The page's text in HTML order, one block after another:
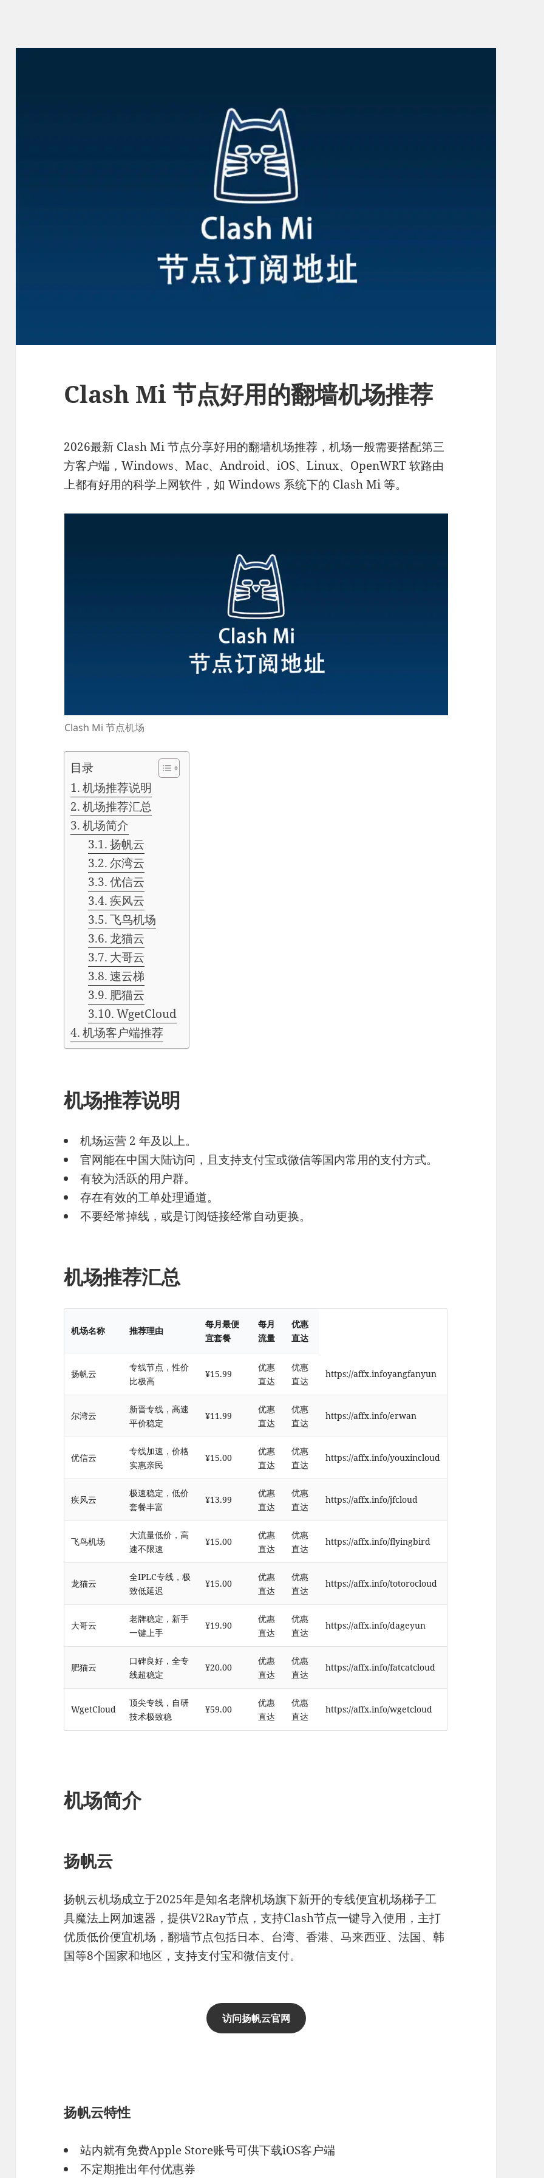
Clash Mi 节点好用的翻墙机场推荐
2026最新 Clash Mi 节点分享好用的翻墙机场推荐，机场一般需要搭配第三
方客户端，Windows、Mac、Android、iOS、Linux、OpenWRT 软路由
上都有好用的科学上网软件，如 Windows 系统下的 Clash Mi 等。
Clash Mi 节点机场
目录
机场推荐说明
机场推荐汇总
机场简介
扬帆云
尔湾云
优信云
疾风云
飞鸟机场
龙猫云
大哥云
速云梯
肥猫云
WgetCloud
机场客户端推荐
机场推荐说明
机场运营 2 年及以上。
官网能在中国大陆访问，且支持支付宝或微信等国内常用的支付方式。
有较为活跃的用户群。
存在有效的工单处理通道。
不要经常掉线，或是订阅链接经常自动更换。
机场推荐汇总
机场名称 推荐理由
每月最便
宜套餐
每月
流量
优惠
直达
扬帆云
专线节点，性价
比极高
¥15.99
优惠
直达
优惠
直达
https://affx.infoyangfanyun
尔湾云
新晋专线，高速
平价稳定
¥11.99
优惠
直达
优惠
直达
https://affx.info/erwan
优信云
专线加速，价格
实惠亲民
¥15.00
优惠
直达
优惠
直达
https://affx.info/youxincloud
疾风云
极速稳定，低价
套餐丰富
¥13.99
优惠
直达
优惠
直达
https://affx.info/jfcloud
飞鸟机场
大流量低价，高
速不限速
¥15.00
优惠
直达
优惠
直达
https://affx.info/flyingbird
龙猫云
全IPLC专线，极
致低延迟
¥15.00
优惠
直达
优惠
直达
https://affx.info/totorocloud
大哥云
老牌稳定，新手
一键上手
¥19.90
优惠
直达
优惠
直达
https://affx.info/dageyun
肥猫云
口碑良好，全专
线超稳定
¥20.00
优惠
直达
优惠
直达
https://affx.info/fatcatcloud
WgetCloud
顶尖专线，自研
技术极致稳
¥59.00
优惠
直达
优惠
直达
https://affx.info/wgetcloud
机场简介
扬帆云
扬帆云机场成立于2025年是知名老牌机场旗下新开的专线便宜机场梯子工
具魔法上网加速器，提供V2Ray节点，支持Clash节点一键导入使用，主打
优质低价便宜机场，翻墙节点包括日本、台湾、香港、马来西亚、法国、韩
国等8个国家和地区，支持支付宝和微信支付。
访问扬帆云官网
扬帆云特性
站内就有免费Apple Store账号可供下载iOS客户端
不定期推出年付优惠券